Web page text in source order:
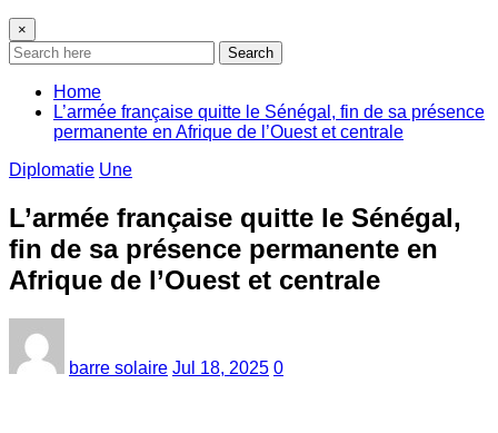
×
Search
Home
L’armée française quitte le Sénégal, fin de sa présence
permanente en Afrique de l’Ouest et centrale
Diplomatie Une
L’armée française quitte le Sénégal,
fin de sa présence permanente en
Afrique de l’Ouest et centrale
barre solaire Jul 18, 2025 0